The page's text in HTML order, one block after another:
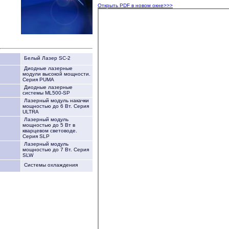
Белый Лазер SC-2
Диодные лазерные
модули высокой мощности.
Серия PUMA
Диодные лазерные
системы ML500-SP
Лазерный модуль накачки
мощностью до 6 Вт. Серия
ULTRA
Лазерный модуль
мощностью до 5 Вт в
кварцевом световоде.
Серия SLP
Лазерный модуль
мощностью до 7 Вт. Серия
SLW
Системы охлаждения
Открыть PDF в новом окне>>>